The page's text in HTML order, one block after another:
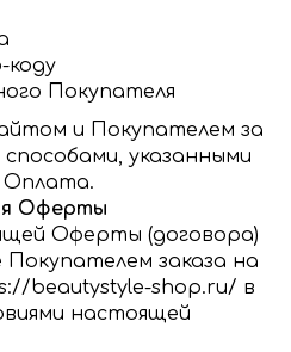
коду
Покупателя
и Покупателем за
указанными
Оплата.
Оферты
Оферты (договора)
Покупателем заказа на
beautystyle-shop.ru/ в
настоящей